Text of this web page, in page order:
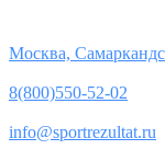
Москва,
8(800)550-52-02
info@sportrezultat.ru